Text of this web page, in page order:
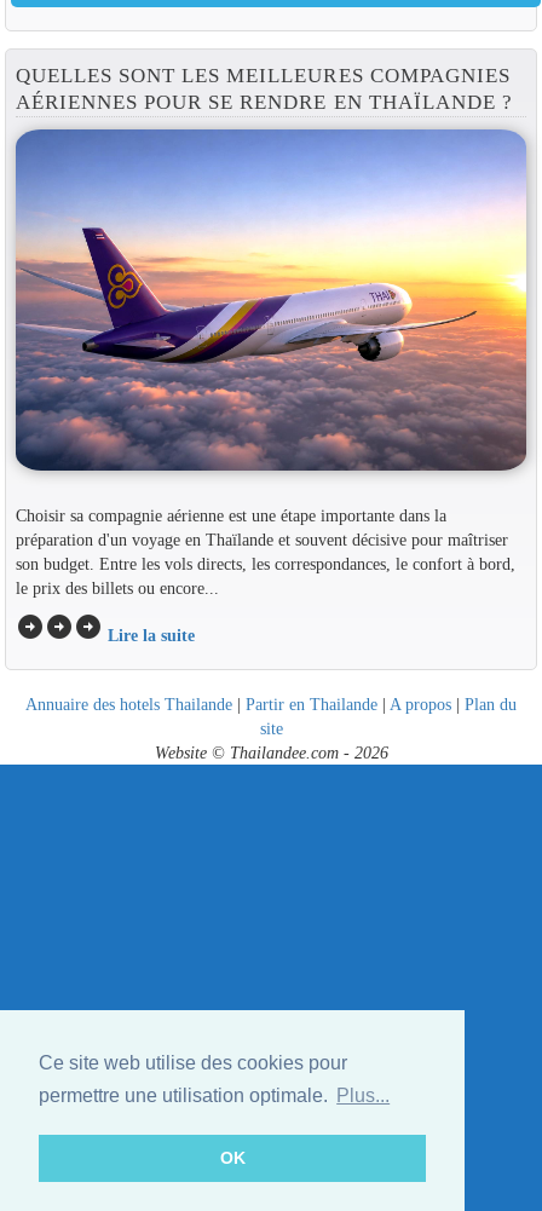
Ce site web utilise des cookies pour
permettre une utilisation optimale.
Plus...
OK
QUELLES SONT LES MEILLEURES COMPAGNIES
AÉRIENNES POUR SE RENDRE EN THAÏLANDE ?
Choisir sa compagnie aérienne est une étape importante dans la
préparation d'un voyage en Thaïlande et souvent décisive pour maîtriser
son budget. Entre les vols directs, les correspondances, le confort à bord,
le prix des billets ou encore...
arrow_circle_rightarrow_circle_rightarrow_circle_right Lire la suite
Annuaire des hotels Thailande | Partir en Thailande | A propos | Plan du
site
Website © Thailandee.com - 2026